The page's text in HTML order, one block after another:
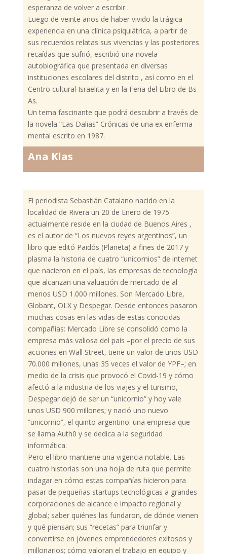
esperanza de volver a escribir .
Luego de veinte años de haber vivido la trágica
experiencia en una clínica psiquiátrica, a partir de
sus recuerdos relatas sus vivencias y las posteriores
recaídas que sufrió, escribió una novela
autobiográfica que presentada en diversas
instituciones escolares del distrito , así como en el
Centro cultural Israelita y en la Feria del Libro de Bs
As.
Un tema fascinante que podrá descubrir a través de
la novela “Las Dalias” Crónicas de una ex enferma
mental escrito en 1987.
Ana Klas
El periodista Sebastián Catalano nacido en la
localidad de Rivera un 20 de Enero de 1975
actualmente reside en la ciudad de Buenos Aires ,
es el autor de “Los nuevos reyes argentinos”, un
libro que editó Paidós (Planeta) a fines de 2017 y
plasma la historia de cuatro “unicornios” de internet
que nacieron en el país, las empresas de tecnología
que alcanzan una valuación de mercado de al
menos USD 1.000 millones. Son Mercado Libre,
Globant, OLX y Despegar. Desde entonces pasaron
muchas cosas en las vidas de estas conocidas
compañías: Mercado Libre se consolidó como la
empresa más valiosa del país –por el precio de sus
acciones en Wall Street, tiene un valor de unos USD
70.000 millones, unas 35 veces el valor de YPF–; en
medio de la crisis que provocó el Covid-19 y cómo
afectó a la industria de los viajes y el turismo,
Despegar dejó de ser un “unicornio” y hoy vale
unos USD 900 millones; y nació uno nuevo
“unicornio”, el quinto argentino: una empresa que
se llama Auth0 y se dedica a la seguridad
informática.
Pero el libro mantiene una vigencia notable. Las
cuatro historias son una hoja de ruta que permite
indagar en cómo estas compañías hicieron para
pasar de pequeñas startups tecnológicas a grandes
corporaciones de alcance e impacto regional y
global; saber quiénes las fundaron, de dónde vienen
y qué piensan; sus “recetas” para triunfar y
convertirse en jóvenes emprendedores exitosos y
millonarios; cómo valoran el trabajo en equipo y